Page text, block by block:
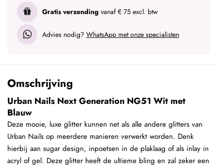
Gratis verzending vanaf € 75 excl. btw
Advies nodig? WhatsApp met onze specialisten
Omschrijving
Urban Nails Next Generation NG51 Wit met
Blauw
Deze mooie, luxe glitter kunnen net als alle andere glitters van
Urban Nails op meerdere manieren verwerkt worden. Denk
hierbij aan sugar design, inpoetsen in de plaklaag of als inlay in
acryl of gel. Deze glitter heeft de ultieme bling en zal zeker een